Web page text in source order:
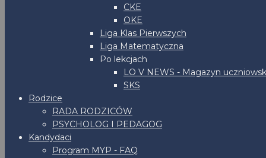
CKE
OKE
Liga Klas Pierwszych
Liga Matematyczna
Po lekcjach
LO V NEWS - Magazyn
SKS
Rodzice
RADA RODZICÓW
PSYCHOLOG I PEDAGOG
Kandydaci
Program MYP - FAQ